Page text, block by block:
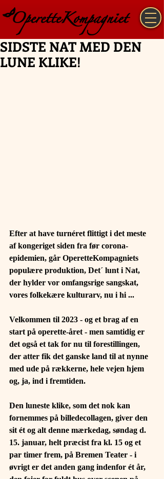
SIDSTE NAT MED DEN
LUNE KLIKE!
Efter at have turnéret flittigt i det meste
af kongeriget siden fra før corona-
epidemien, går OperetteKompagniets
populære produktion, Det´ lunt i Nat,
der hylder vor omfangsrige sangskat,
vores folkekære kulturarv, nu i hi ...
Velkommen til 2023 - og et brag af en
start på operette-året - men samtidig er
det også et tak for nu til forestillingen,
der atter fik det ganske land til at nynne
med ude på rækkerne, hele vejen hjem
og, ja, ind i fremtiden.
Den luneste klike, som det nok kan
fornemmes på billedecollagen, giver den
sit ét og alt denne mærkedag, søndag d.
15. januar, helt præcist fra kl. 15 og et
par timer frem, på Bremen Teater - i
øvrigt er det anden gang indenfor ét år,